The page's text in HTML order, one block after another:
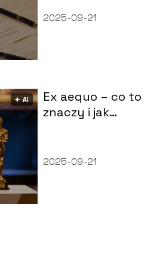
2025-09-21
🟅 AI
Ex aequo – co to
znaczy i jak
zwrotu?
2025-09-21